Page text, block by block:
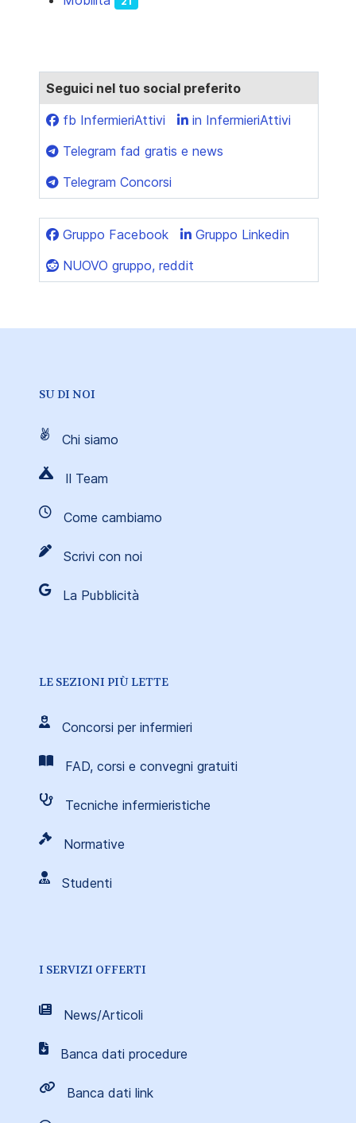
Seguici nel tuo social preferito
fb InfermieriAttivi
in InfermieriAttivi
Telegram fad gratis e news
Telegram Concorsi
Gruppo Facebook
Gruppo Linkedin
NUOVO gruppo, reddit
SU DI NOI
Chi siamo
Il Team
Come cambiamo
Scrivi con noi
La Pubblicità
LE SEZIONI PIÙ LETTE
Concorsi per infermieri
FAD, corsi e convegni gratuiti
Tecniche infermieristiche
Normative
Studenti
I SERVIZI OFFERTI
News/Articoli
Banca dati procedure
Banca dati link